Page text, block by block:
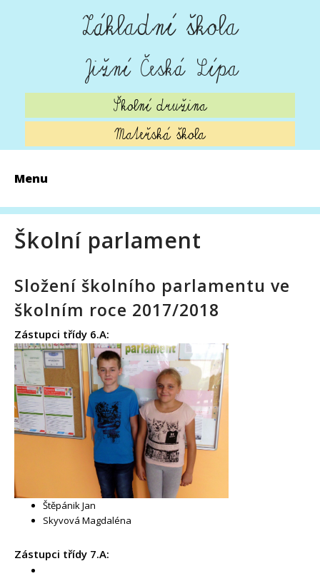
Základní škola
Jižní Česká Lípa
Školní družina
Mateřská škola
Menu
ZÁPIS 2026
O ŠKOLE
ŠKOLNÍ JÍDELNA
PRO ŽÁKY A RODIČE
DOKUMENTY
KONTAKTY
FOTOGALERIE
Školní parlament
Složení školního parlamentu ve
školním roce 2017/2018
Zástupci třídy 6.A:
Štěpánik Jan
Skyvová Magdaléna
Zástupci třídy 7.A: